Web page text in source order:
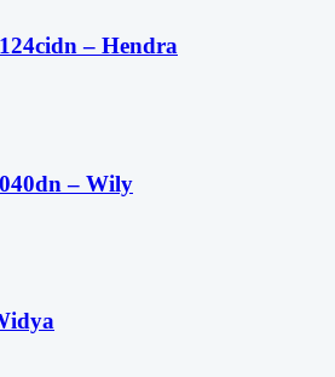
– Hendra
– Wily